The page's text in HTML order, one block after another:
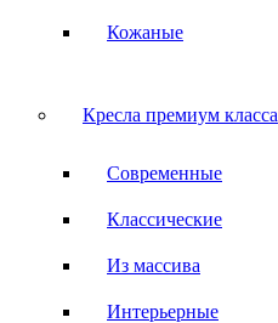
Кожаные
Кресла премиум класса
Современные
Классические
Из массива
Интерьерные